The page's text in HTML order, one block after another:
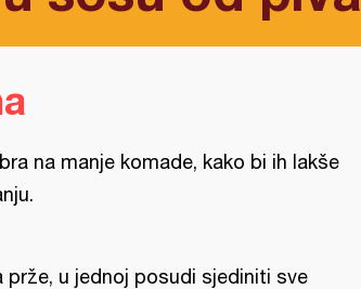
na manje komade, kako bi ih lakše
prže, u jednoj posudi sjediniti sve